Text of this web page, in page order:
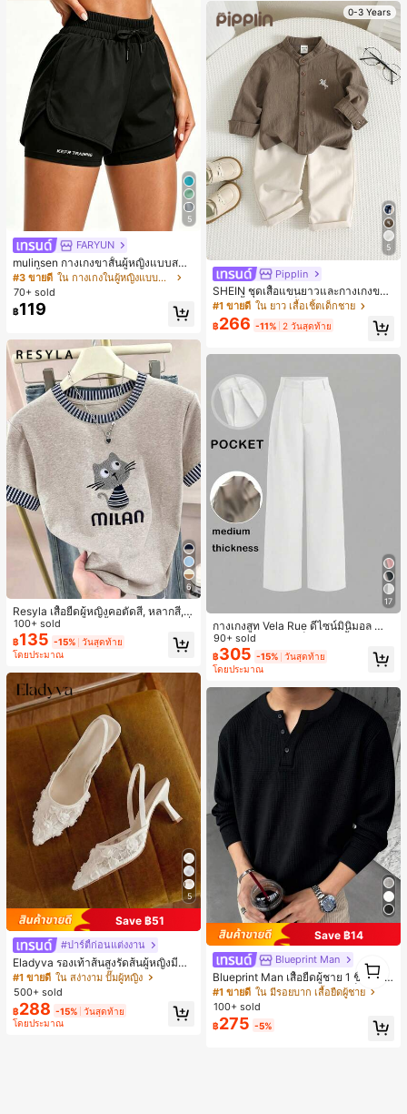
5
FARYUN
mulinsen กางเกงขาสั้นผู้หญิงแบบสบา
ยๆ สีพื้น หลวม อเนกประสงค์ กางเกงขา
สั้นกีฬา 2-In-1 สำหรับวิ่ง ฟิตเนส และก
ารฝึกซ้อมกีฬาในฤดูร้อน
#3 ขายดี
ใน กางเกงในผู้หญิงแบบแอคทีฟ
70+ sold
฿119
6
Resyla เสื้อยืดผู้หญิงคอตัดสี, หลากสี, ล
ายพิมพ์แมวน่ารัก, เสื้อสำหรับออกไปเที่
ยวฤดูร้อน, ดีไซน์กราฟิก, ความรู้สึกพรีเ
มียม, ลำลองอเนกประสงค์, สวมใส่ประ
จำวัน, กลางแจ้ง, ช้อปปิ้ง, การเดินทาง
เสื้อผ้ากลางแจ้ง
100+ sold
฿135 -15% วันสุดท้าย
โดยประมาณ
5
Save ฿51
#ปาร์ตี้ก่อนแต่งงาน
Eladyva รองเท้าส้นสูงรัดส้นผู้หญิงมีดอ
กไม้ประดับตาข่ายเสริมและสามารถสว
มได้สองแบบ ส้นสูง 7 ซม. รูปแบบโรมัน
หรูหรา ส้นเข็ม ลุคเทพนิยาย
#1 ขายดี ใน สง่างาม ปั๊มผู้หญิง
500+ sold
฿288 -15% วันสุดท้าย
โดยประมาณ
0-3 Years
5
Pipplin
SHEIN ชุดเสื้อแขนยาวและกางเกงขาย
าว 2 ชิ้น สำหรับเด็กทารกชาย/หญิง ยูนิ
เซ็กซ์ สไตล์วินเทจ ลำลอง ฤดูใบไม้ร่วง/
ฤดูหนาว ชุดเสื้อผ้าเด็กทารกชาย นุ่มนิ่
#1 ขายดี ใน ยาว เสื้อเชิ้ตเด็กชาย
฿266 -11% 2 วันสุดท้าย
17
กางเกงสูท Vela Rue ดีไซน์มินิมอล น้ำ
หนักเบา โปร่งแสงเล็กน้อย สีน้ำเงินเข้ม
สีพื้น ปิดด้วยซิป ตะขอ และกระดุม ขาก
ว้าง ทรงเพรียว แฟชั่นทุกฤดูกาล สีขาว
90+ sold
฿305 -15% วันสุดท้าย
โดยประมาณ
Save ฿14
Blueprint Man
Blueprint Man เสื้อยืดผู้ชาย 1 ชิ้น คอเ
ฮนลีย์ ผ้าถักลายวาฟเฟิล คอวีเล็ก ทรงห
ลวม บาง ระบายอากาศได้ดี ใส่สบาย มี
กระดุม สไตล์ Old Money ทรงยุโรป ไซ
ส์ใหญ่กว่าปกติ กรุณาเลือกไซส์เล็กลงเพื่
#1 ขายดี ใน มีรอยบาก เสื้อยืดผู้ชาย
100+ sold
฿275 -5%